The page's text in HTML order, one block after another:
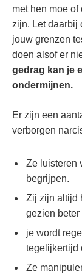
met hen moe
zijn. Let daarbij
jouw grenzen
doen alsof er
gedrag kan je
ondermijnen.
Er zijn een
verborgen
Ze luisteren
begrijpen.
Zij zijn altijd
gezien beter
je wordt
tegelijkertijd
Ze